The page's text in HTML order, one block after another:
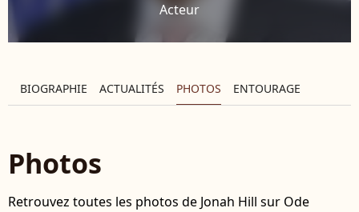
Acteur
BIOGRAPHIE ACTUALITÉS PHOTOS ENTOURAGE
Photos
Retrouvez toutes les photos de Jonah Hill sur Ode